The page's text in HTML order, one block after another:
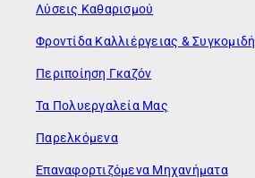
Λύσεις Καθαρισμού
Φροντίδα Καλλιέργειας & Συγκομιδή
Περιποίηση Γκαζόν
Τα Πολυεργαλεία Μας
Παρελκόμενα
Επαναφορτιζόμενα Μηχανήματα